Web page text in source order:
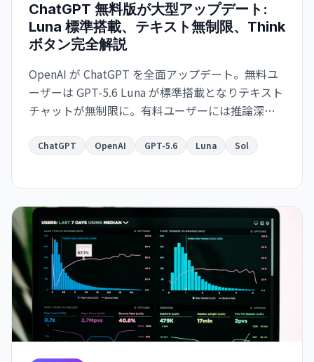
ChatGPT 無料版が大型アップデート:
Luna 標準搭載、テキスト無制限、Think
ボタン完全解説
OpenAI が ChatGPT を全面アップデート。無料ユ
ーザーは GPT-5.6 Luna が標準搭載となりテキスト
チャットが無制限に。有料ユーザーには推論深度
が変わったか、Think ボタンの使い方、Luna と
ChatGPT OpenAI GPT-5.6 Luna Sol